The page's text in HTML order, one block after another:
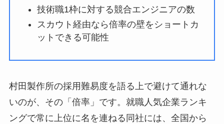
技術職1枠に対する競合エンジニアの数
スカウト経由なら倍率の壁をショートカ
ットできる可能性
村田製作所の採用難易度を語る上で避けて通れな
いのが、その「倍率」です。就職人気企業ランキ
ングで常に上位に名を連ねる同社には、全国から